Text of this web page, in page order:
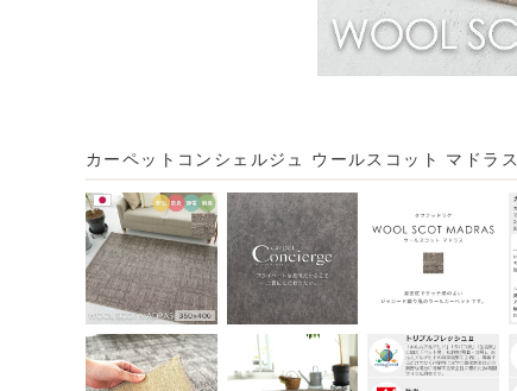
カーペットコンシェルジュ ウールスコット マドラス